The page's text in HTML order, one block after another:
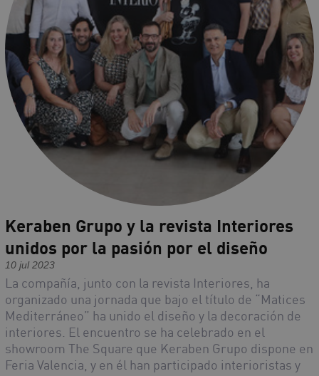
Keraben Grupo y la revista Interiores
unidos por la pasión por el diseño
10 jul 2023
La compañía, junto con la revista Interiores, ha
organizado una jornada que bajo el título de “Matices
Mediterráneo” ha unido el diseño y la decoración de
interiores. El encuentro se ha celebrado en el
showroom The Square que Keraben Grupo dispone en
Feria Valencia, y en él han participado interioristas y